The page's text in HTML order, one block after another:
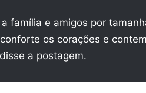
família e amigos por
os corações e
a postagem.